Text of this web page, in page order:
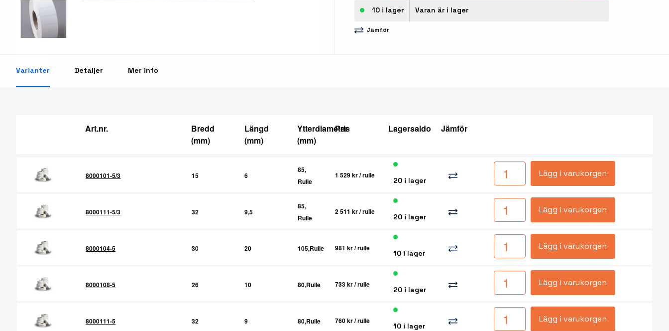
10 i lager Varan är i lager
Jämför
Varianter Detaljer Mer info
Art.nr.
Bredd
(mm)
Längd
(mm)
Ytterdiameter
(mm)
Pris Lagersaldo Jämför
8000101-5/3 15 6
85,
Rulle
1 529 kr/ rulle
20 i lager
Lägg i varukorgen
8000111-5/3 32 9,5
85,
Rulle
2 511 kr/ rulle
20 i lager
Lägg i varukorgen
8000104-5 30 20 105,Rulle 981 kr/ rulle
10 i lager
Lägg i varukorgen
8000108-5 26 10 80,Rulle 733 kr/ rulle
20 i lager
Lägg i varukorgen
8000111-5 32 9 80,Rulle 760 kr/ rulle
10 i lager
Lägg i varukorgen